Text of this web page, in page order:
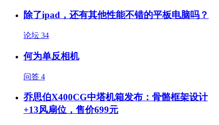
除了ipad，还有其他性能不错的平板电脑吗？
论坛 34
何为单反相机
问答 4
乔思伯X400CG中塔机箱发布：骨骼框架设计
+13风扇位，售价699元